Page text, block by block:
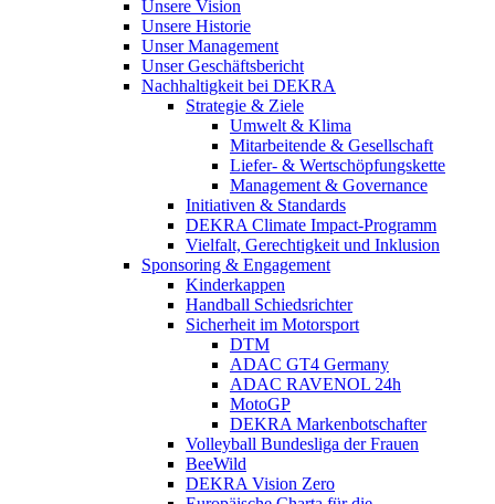
Unsere Vision
Unsere Historie
Unser Management
Unser Geschäftsbericht
Nachhaltigkeit bei DEKRA
Strategie & Ziele
Umwelt & Klima
Mitarbeitende & Gesellschaft
Liefer- & Wertschöpfungskette
Management & Governance
Initiativen & Standards
DEKRA Climate Impact-Programm
Vielfalt, Gerechtigkeit und Inklusion​
Sponsoring & Engagement
Kinderkappen
Handball Schiedsrichter
Sicherheit im Motorsport
DTM
ADAC GT4 Germany
ADAC RAVENOL 24h
MotoGP
DEKRA Markenbotschafter
Volleyball Bundesliga der Frauen
BeeWild
DEKRA Vision Zero